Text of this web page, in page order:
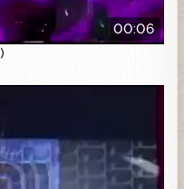
00:06